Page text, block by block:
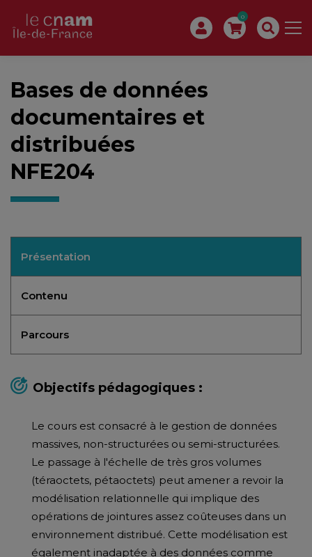
0
Bases de données
documentaires et
distribuées
NFE204
Présentation
Contenu
Parcours
Objectifs pédagogiques :
Le cours est consacré à le gestion de données
massives, non-structurées ou semi-structurées.
Le passage à l'échelle de très gros volumes
(téraoctets, pétaoctets) peut amener a revoir la
modélisation relationnelle qui implique des
opérations de jointures assez coûteuses dans un
environnement distribué. Cette modélisation est
également inadaptée à des données comme